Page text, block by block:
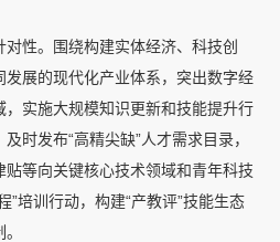
性。围绕构建实体经济、科技创
展的现代化产业体系，突出数字经
实施大规模知识更新和技能提升行
时发布“高精尖缺”人才需求目录，
等向关键核心技术领域和青年科技
”培训行动，构建“产教评”技能生态